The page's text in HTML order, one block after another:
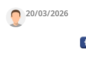
20/03/2026